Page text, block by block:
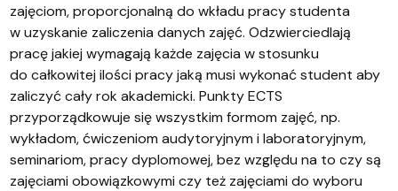
zajęciom, proporcjonalną do wkładu pracy studenta
w uzyskanie zaliczenia danych zajęć. Odzwierciedlają
pracę jakiej wymagają każde zajęcia w stosunku
do całkowitej ilości pracy jaką musi wykonać student aby
zaliczyć cały rok akademicki. Punkty ECTS
przyporządkowuje się wszystkim formom zajęć, np.
wykładom, ćwiczeniom audytoryjnym i laboratoryjnym,
seminariom, pracy dyplomowej, bez względu na to czy są
zajęciami obowiązkowymi czy też zajęciami do wyboru